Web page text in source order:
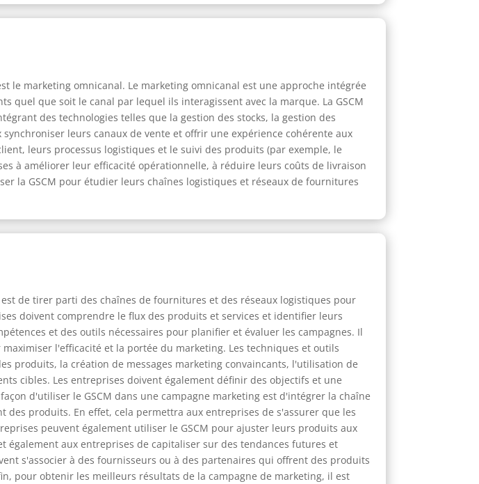
le marketing omnicanal. Le marketing omnicanal est une approche intégrée
quel que soit le canal par lequel ils interagissent avec la marque. La GSCM
des technologies telles que la gestion des stocks, la gestion des
leurs canaux de vente et offrir une expérience cohérente aux
leurs processus logistiques et le suivi des produits (par exemple, le
à améliorer leur efficacité opérationnelle, à réduire leurs coûts de livraison
la GSCM pour étudier leurs chaînes logistiques et réseaux de fournitures
de tirer parti des chaînes de fournitures et des réseaux logistiques pour
doivent comprendre le flux des produits et services et identifier leurs
et des outils nécessaires pour planifier et évaluer les campagnes. Il
l'efficacité et la portée du marketing. Les techniques et outils
produits, la création de messages marketing convaincants, l'utilisation de
cibles. Les entreprises doivent également définir des objectifs et une
d'utiliser le GSCM dans une campagne marketing est d'intégrer la chaîne
produits. En effet, cela permettra aux entreprises de s'assurer que les
peuvent également utiliser le GSCM pour ajuster leurs produits aux
également aux entreprises de capitaliser sur des tendances futures et
s'associer à des fournisseurs ou à des partenaires qui offrent des produits
pour obtenir les meilleurs résultats de la campagne de marketing, il est